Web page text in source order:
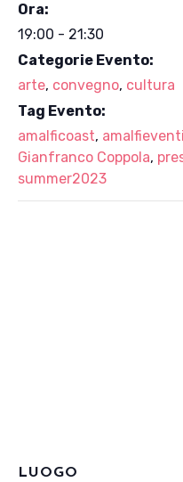
Ora:
19:00 - 21:30
Categorie Evento:
arte, convegno, cultura
Tag Evento:
amalficoast,
Gianfranco Coppola,
summer2023
LUOGO